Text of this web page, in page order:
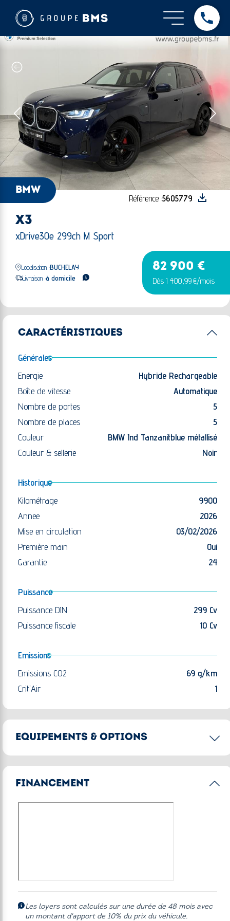
Référence :5605779
BMW
X3
xDrive30e 299ch M Sport
Localisation :BUCHELAY
Livraison :à domicile
82 900 €
Dès 1 400,99 €/mois
Dès
CARACTÉRISTIQUES
Générales
Energie
Hybride Rechargeable
Boîte de vitesse
Automatique
Nombre de portes
5
Nombre de places
5
Couleur
BMW Ind Tanzanitblue métallisé
Couleur & sellerie
Noir
Historique
Kilométrage
9900
Annee
2026
Mise en circulation
03/02/2026
Première main
Oui
Garantie
24
Puissance
Puissance DIN
299 Cv
Puissance fiscale
10 Cv
Emissions
Emissions CO2
69 g/km
Crit'Air
1
EQUIPEMENTS & OPTIONS
Accès Confort
Alarme antivol
Freins M Sport rouges
Pack Confort
FINANCEMENT
Les loyers sont calculés sur une durée de 48 mois avec
un montant d'apport de 10% du prix du véhicule.